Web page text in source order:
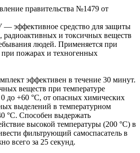
правительства №1479 от
— эффективное средство для защиты
радиоактивных и токсичных веществ
людей. Применяется при
при пожарах и техногенных
эффективен в течение 30 минут.
веществ при температуре
до +60 °C, от опасных химических
выделений в температурном
°C. Способен выдержать
высокой температуры (200 °C) в
фильтрующий самоспасатель в
всего за 25 секунд.